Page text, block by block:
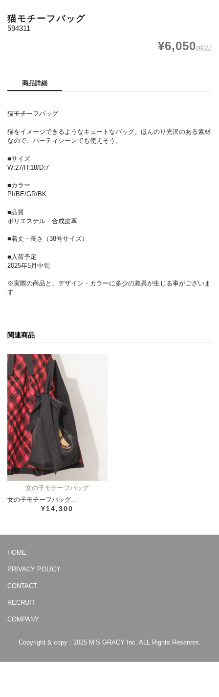
猫モチーフバッグ
594311
¥6,050(税込)
商品詳細
猫モチーフバッグ
猫をイメージできるようなキュートなバッグ。ほんのり光沢のある素材
なので、パーティシーンでも使えそう。
■サイズ
W:27/H:18/D:7
■カラー
PI/BE/GR/BK
■品質
ポリエステル 合成皮革
■着丈・長さ（38号サイズ）
■入荷予定
2025年5月中旬
※実際の商品と、デザイン・カラーに多少の差異が生じる事がございま
す
関連商品
女の子モチーフバッグ
女の子モチーフバッグ…
¥14,300
HOME
PRIVACY POLICY
CONTACT
RECRUIT
COMPANY
Copyright & copy : 2025 M’S GRACY Inc. ALL Rights Reserves.